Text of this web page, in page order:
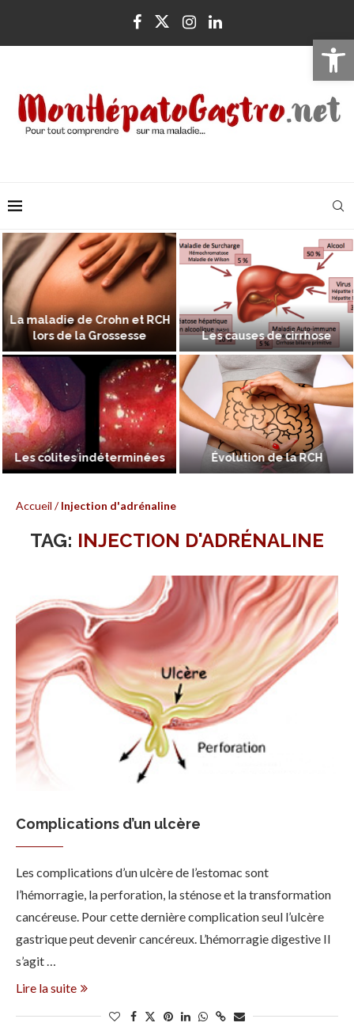
Ouvrir
La maladie de Crohn et RCH
lors de la Grossesse
Les causes de cirrhose
Les colites indéterminées Évolution de la RCH
Accueil /Injection d'adrénaline
TAG: INJECTION D'ADRÉNALINE
Complications d’un ulcère
Les complications d’un ulcère de l’estomac sont
l’hémorragie, la perforation, la sténose et la transformation
cancéreuse. Pour cette dernière complication seul l’ulcère
gastrique peut devenir cancéreux. L’hémorragie digestive Il
s’agit …
Lire la suite